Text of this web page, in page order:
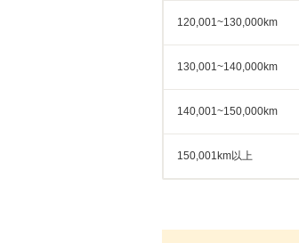
120,001~130,000km
130,001~140,000km
140,001~150,000km
150,001km以上